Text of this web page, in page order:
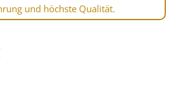
und höchste Qualität.